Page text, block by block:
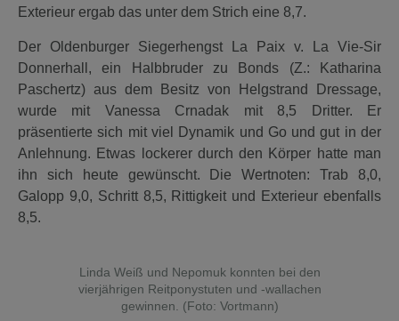
Exterieur ergab das unter dem Strich eine 8,7.
Der Oldenburger Siegerhengst La Paix v. La Vie-Sir
Donnerhall, ein Halbbruder zu Bonds (Z.: Katharina
Paschertz) aus dem Besitz von Helgstrand Dressage,
wurde mit Vanessa Crnadak mit 8,5 Dritter. Er
präsentierte sich mit viel Dynamik und Go und gut in der
Anlehnung. Etwas lockerer durch den Körper hatte man
ihn sich heute gewünscht. Die Wertnoten: Trab 8,0,
Galopp 9,0, Schritt 8,5, Rittigkeit und Exterieur ebenfalls
8,5.
Linda Weiß und Nepomuk konnten bei den
vierjährigen Reitponystuten und -wallachen
gewinnen. (Foto: Vortmann)